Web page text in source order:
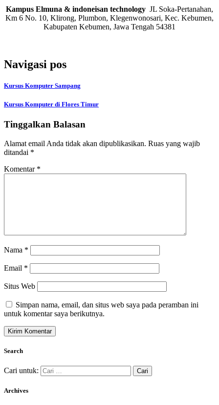
Kampus Elmuna & indoneisan technology JL Soka-Pertanahan,
Km 6 No. 10, Klirong, Plumbon, Klegenwonosari, Kec. Kebumen,
Kabupaten Kebumen, Jawa Tengah 54381
Navigasi pos
Kursus Komputer Sampang
Kursus Komputer di Flores Timur
Tinggalkan Balasan
Alamat email Anda tidak akan dipublikasikan. Ruas yang wajib
ditandai *
Komentar *
Nama *
Email *
Situs Web
Simpan nama, email, dan situs web saya pada peramban ini
untuk komentar saya berikutnya.
Search
Cari untuk:
Archives